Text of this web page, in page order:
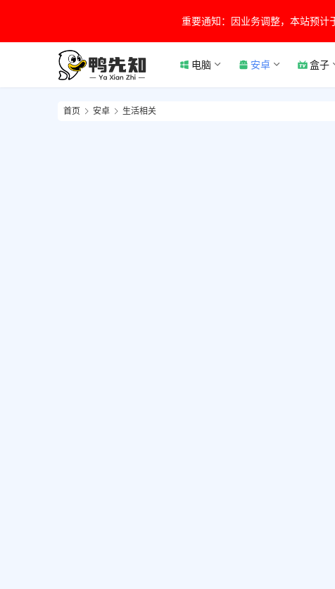
重要通知：因业务调整，本站预计
电脑 安卓 盒子
首页 安卓 生活相关